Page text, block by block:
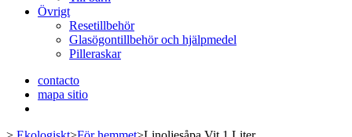
Övrigt
Resetillbehör
Glasögontillbehör och hjälpmedel
Pilleraskar
contacto
mapa sitio